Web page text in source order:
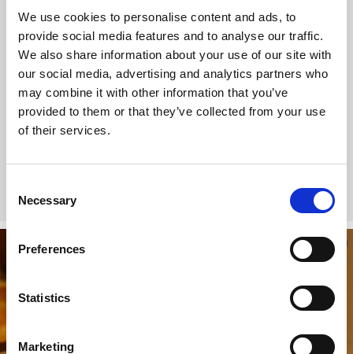
We use cookies to personalise content and ads, to
provide social media features and to analyse our traffic.
We also share information about your use of our site with
our social media, advertising and analytics partners who
may combine it with other information that you’ve
provided to them or that they’ve collected from your use
of their services.
Selection
Necessary
Preferences
Statistics
Marketing
och grönsaker till hantverk och delikatesser.
Utgårds Hantverksbageri & Gårdsbutik
Widéngården
Dammhagen Gård